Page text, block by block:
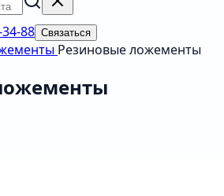
88 Связаться
Резиновые ложементы